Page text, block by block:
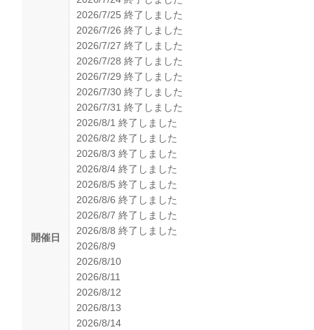
開催日
2026/7/25 終了しました
2026/7/26 終了しました
2026/7/27 終了しました
2026/7/28 終了しました
2026/7/29 終了しました
2026/7/30 終了しました
2026/7/31 終了しました
2026/8/1 終了しました
2026/8/2 終了しました
2026/8/3 終了しました
2026/8/4 終了しました
2026/8/5 終了しました
2026/8/6 終了しました
2026/8/7 終了しました
2026/8/8 終了しました
2026/8/9
2026/8/10
2026/8/11
2026/8/12
2026/8/13
2026/8/14